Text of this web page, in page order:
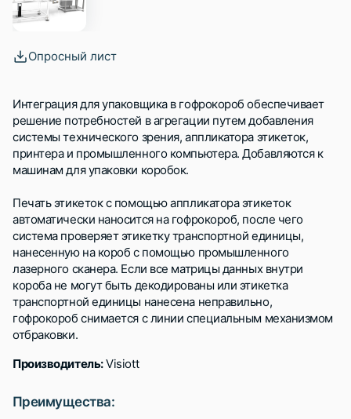
Опросный лист
Интеграция для упаковщика в гофрокороб обеспечивает
решение потребностей в агрегации путем добавления
системы технического зрения, аппликатора этикеток,
принтера и промышленного компьютера. Добавляются к
машинам для упаковки коробок.
Печать этикеток с помощью аппликатора этикеток
автоматически наносится на гофрокороб, после чего
система проверяет этикетку транспортной единицы,
нанесенную на короб с помощью промышленного
лазерного сканера. Если все матрицы данных внутри
короба не могут быть декодированы или этикетка
транспортной единицы нанесена неправильно,
гофрокороб снимается с линии специальным механизмом
отбраковки.
Производитель:Visiott
Преимущества: